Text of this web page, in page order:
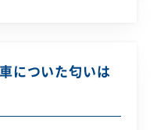
についた匂いは